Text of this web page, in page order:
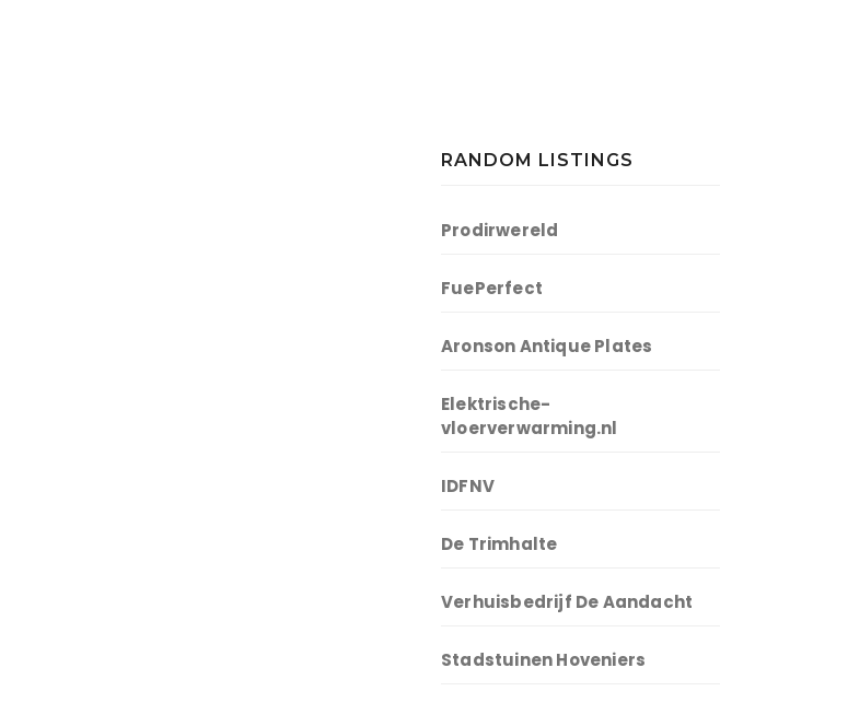
RANDOM LISTINGS
Prodirwereld
FuePerfect
Aronson Antique Plates
Elektrische-
vloerverwarming.nl
IDFNV
De Trimhalte
Verhuisbedrijf De Aandacht
Stadstuinen Hoveniers